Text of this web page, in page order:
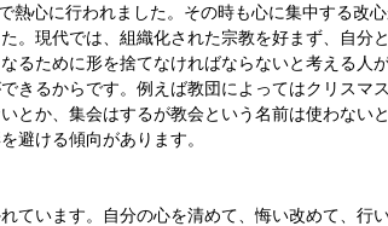
熱心に行われました。その時も心に集中する改
。現代では、組織化された宗教を好まず、自分
るために形を捨てなければならないと考える人
きるからです。例えば教団によってはクリスマ
とか、集会はするが教会という名前は使わない
避ける傾向があります。
ています。自分の心を清めて、悔い改めて、行